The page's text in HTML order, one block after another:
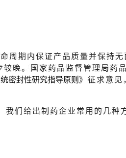
期内保证产品质量并保持无
晚。国家药品监督管理局药
密封性研究指导原则 》征求意见
们给出制药企业常用的几种